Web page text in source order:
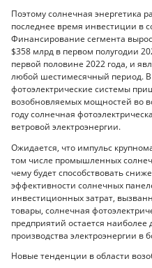
Поэтому солнечная энергетика
последнее время инвестиции в
Финансирование сегмента
$358 млрд в первом полугодии
первой половине 2022 года, и
любой шестимесячный период. В
фотоэлектрические системы
возобновляемых мощностей во
году солнечная
ветровой электроэнергии.
Ожидается, что импульс
том числе промышленных
чему будет способствовать
эффективности солнечных
инвестиционных затрат,
товары, солнечная
предприятий остается
производства электроэнергии в
Новые тенденции в области